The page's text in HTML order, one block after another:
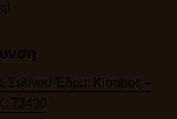
Σελίνου Έδρα: Κίσαμος –
73400